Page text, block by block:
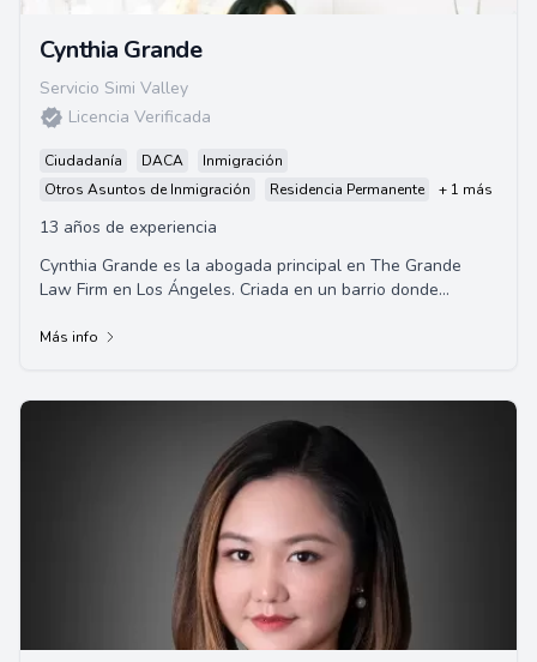
Cynthia Grande
Servicio Simi Valley
Licencia Verificada
Ciudadanía DACA
Inmigración
Otros Asuntos de Inmigración
Residencia Permanente + 1 más
13 años de experiencia
Cynthia Grande es la abogada principal en The Grande
Law Firm en Los Ángeles. Criada en un barrio donde
Más info